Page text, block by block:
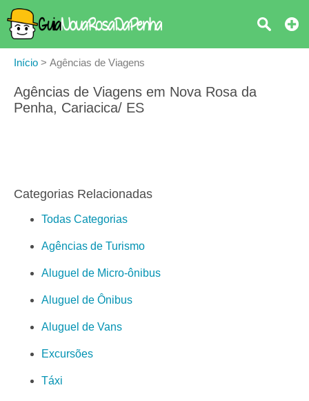
Início > Agências de Viagens
Agências de Viagens em Nova Rosa da
Penha, Cariacica/ ES
Categorias Relacionadas
Todas Categorias
Agências de Turismo
Aluguel de Micro-ônibus
Aluguel de Ônibus
Aluguel de Vans
Excursões
Táxi